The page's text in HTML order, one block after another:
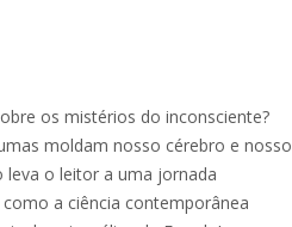
os mistérios do inconsciente?
moldam nosso cérebro e nosso
leva o leitor a uma jornada
a ciência contemporânea